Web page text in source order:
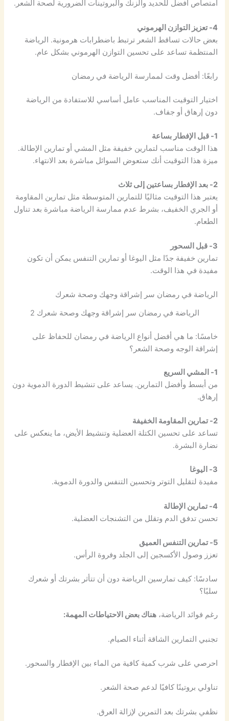
امتصاص أفضل للحديد والزنك والبروتينات الضرورية لصحة الشعر.
4- تعزيز التوازن الهرموني
بعض حالات تساقط الشعر ترتبط باضطرابات هرمونية. الرياضة
المنتظمة تساعد على تحسين التوازن الهرموني بشكل عام.
رابعًا: أفضل وقت لممارسة الرياضة في رمضان
اختيار التوقيت المناسب عامل أساسي للاستفادة من الرياضة
دون إرهاق أو جفاف.
1- قبل الإفطار بساعة
هذا الوقت مناسب لتمارين خفيفة مثل المشي أو تمارين الإطالة.
ميزة هذا التوقيت أنك ستعوض السوائل مباشرة بعد الانتهاء.
2- بعد الإفطار بساعتين إلى ثلاث
يعتبر هذا التوقيت مثاليًا للتمارين المتوسطة مثل تمارين المقاومة
أو الجري الخفيف، بشرط عدم ممارسة الرياضة مباشرة بعد تناول
الطعام.
3- قبل السحور
تمارين خفيفة جدًا مثل اليوغا أو تمارين التنفس يمكن أن تكون
مفيدة في هذا الوقت.
الرياضة في رمضان سر إشراقة وجهك وصحة شعرك
الرياضة في رمضان سر إشراقة وجهك وصحة شعرك 2
خامسًا: ما هي أفضل أنواع الرياضة في رمضان للحفاظ على
إشراقة الوجه وصحة الشعر؟
1- المشي السريع
من أبسط وأفضل التمارين. يساعد على تنشيط الدورة الدموية دون
إرهاق.
2- تمارين المقاومة الخفيفة
تساعد على تحسين الكتلة العضلية وتنشيط الأيض، ما ينعكس على
نضارة البشرة.
3- اليوغا
مفيدة لتقليل التوتر وتحسين التنفس والدورة الدموية.
4- تمارين الإطالة
تحسن تدفق الدم وتقلل من التشنجات العضلية.
5- تمارين التنفس العميق
تعزز وصول الأكسجين إلى الجلد وفروة الرأس.
سادسًا: كيف تمارسين الرياضة دون أن تتأثر بشرتك أو شعرك
سلبًا؟
رغم فوائد الرياضة،هناك بعض الاحتياطات المهمة:
تجنبي التمارين الشاقة أثناء الصيام.
احرصي على شرب كمية كافية من الماء بين الإفطار والسحور.
تناولي بروتينًا كافيًا لدعم صحة الشعر.
نظفي بشرتك بعد التمرين لإزالة العرق.